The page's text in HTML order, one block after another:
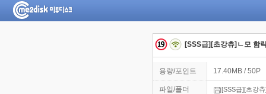
[SSS급][초강츄]ㄴ모 함
용량/포인트 17.40MB / 50P
파일/폴더 [SSS급][초강